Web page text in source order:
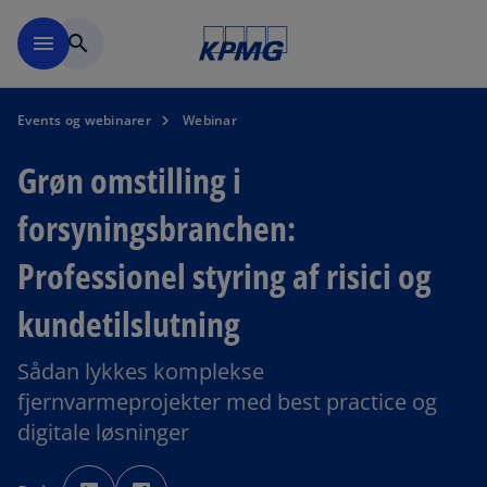
menu search
Events og webinarer Webinar
Grøn omstilling i
forsyningsbranchen:
Professionel styring af risici og
kundetilslutning
Sådan lykkes komplekse
fjernvarmeprojekter med best practice og
digitale løsninger
o
p p